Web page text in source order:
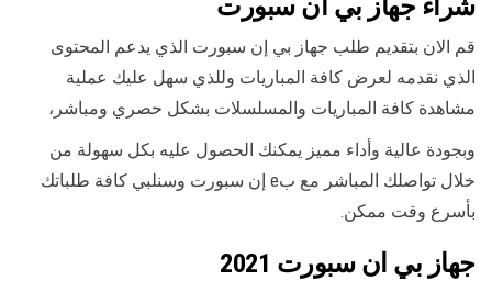
شراء جهاز بي ان سبورت
قم الان بتقديم طلب جهاز بي إن سبورت الذي يدعم المحتوى
الذي نقدمه لعرض كافة المباريات وللذي سهل عليك عملية
مشاهدة كافة المباريات والمسلسلات بشكل حصري ومباشر،
وبجودة عالية وأداء مميز يمكنك الحصول عليه بكل سهولة من
خلال تواصلك المباشر مع بe إن سبورت وسنلبي كافة طلباتك
بأسرع وقت ممكن.
جهاز بي ان سبورت 2021